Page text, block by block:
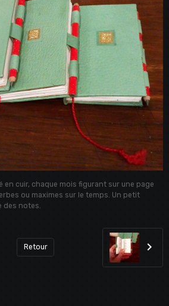
en cuir, chaque mois figurant sur une page
ou maximes sur le temps. Un petit
des notes.
Retour